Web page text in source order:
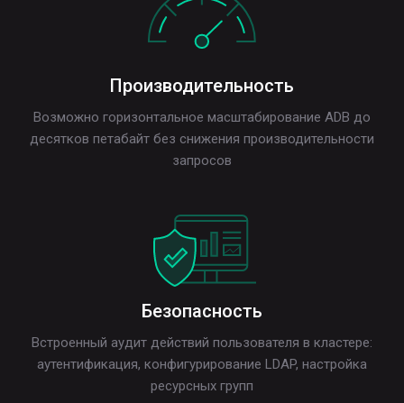
Производительность
Возможно горизонтальное масштабирование ADB до
десятков петабайт без снижения производительности
запросов
Безопасность
Встроенный аудит действий пользователя в кластере:
аутентификация, конфигурирование LDAP, настройка
ресурсных групп